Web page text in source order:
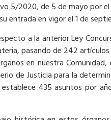
5/2020, de 5 de mayo por
entrada en vigor el 1 de
a la anterior Ley
pasando de 242 artículos
en nuestra
de Justicia para la
435 asuntos por